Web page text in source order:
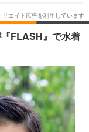
韓国・芸能
スポーツ
その他
グルメ
ショッピング
FLASH』で水着